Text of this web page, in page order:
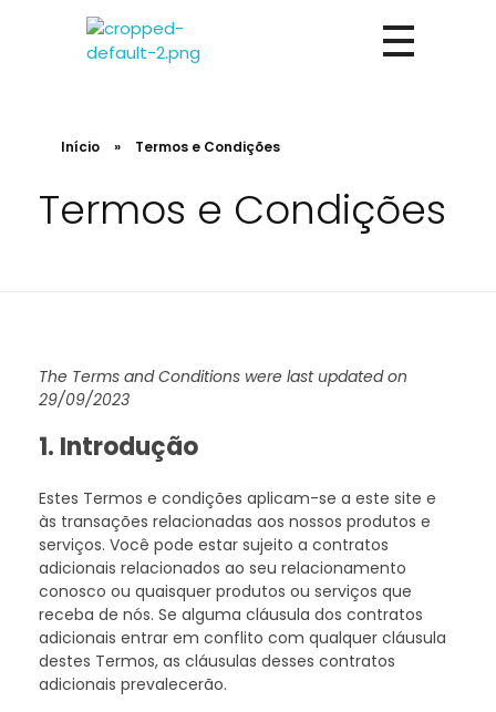
Início » Termos e Condições
Termos e Condições
The Terms and Conditions were last updated on
29/09/2023
1. Introdução
Estes Termos e condições aplicam-se a este site e
às transações relacionadas aos nossos produtos e
serviços. Você pode estar sujeito a contratos
adicionais relacionados ao seu relacionamento
conosco ou quaisquer produtos ou serviços que
receba de nós. Se alguma cláusula dos contratos
adicionais entrar em conflito com qualquer cláusula
destes Termos, as cláusulas desses contratos
adicionais prevalecerão.